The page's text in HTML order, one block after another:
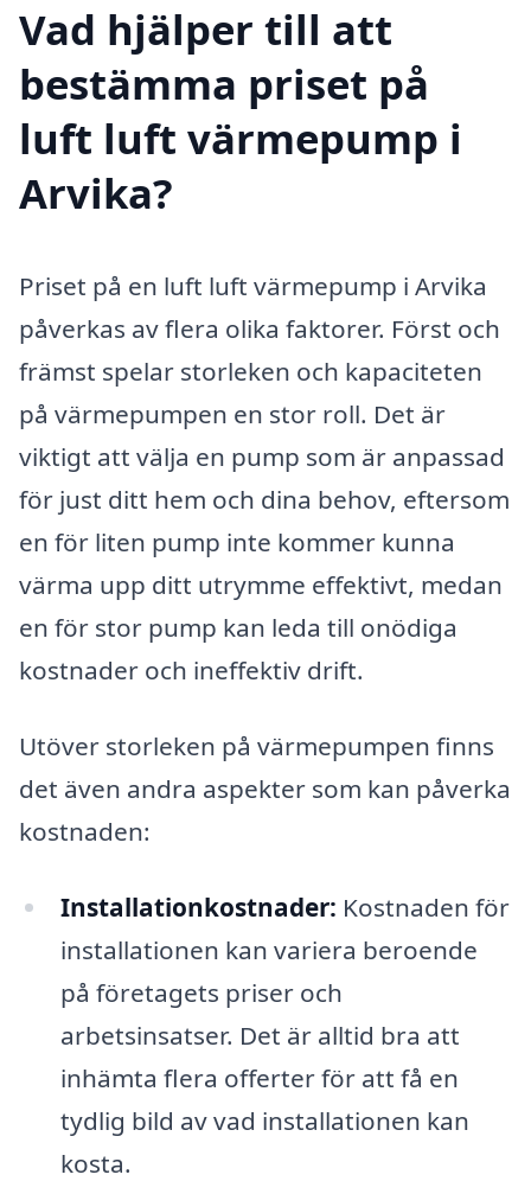
Vad hjälper till att
bestämma priset på
luft luft värmepump i
Arvika?
Priset på en luft luft värmepump i Arvika
påverkas av flera olika faktorer. Först och
främst spelar storleken och kapaciteten
på värmepumpen en stor roll. Det är
viktigt att välja en pump som är anpassad
för just ditt hem och dina behov, eftersom
en för liten pump inte kommer kunna
värma upp ditt utrymme effektivt, medan
en för stor pump kan leda till onödiga
kostnader och ineffektiv drift.
Utöver storleken på värmepumpen finns
det även andra aspekter som kan påverka
kostnaden:
Installationkostnader: Kostnaden för
installationen kan variera beroende
på företagets priser och
arbetsinsatser. Det är alltid bra att
inhämta flera offerter för att få en
tydlig bild av vad installationen kan
kosta.